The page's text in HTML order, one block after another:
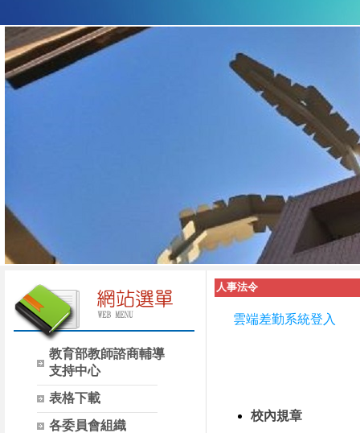
教育部教師諮商輔導
支持中心
表格下載
各委員會組織
人事法令
雲端差勤系統登入
校內規章